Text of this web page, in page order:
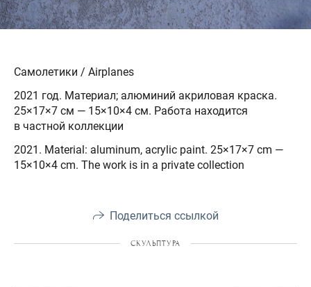
Самолетики / Airplanes
2021 год. Материал; алюминий акриловая краска.
25×17×7 см — 15×10×4 см. Работа находится
в частной коллекции
2021. Material: aluminum, acrylic paint. 25×17×7 cm —
15×10×4 cm. The work is in a private collection
Поделиться ссылкой
СКУЛЬПТУРА